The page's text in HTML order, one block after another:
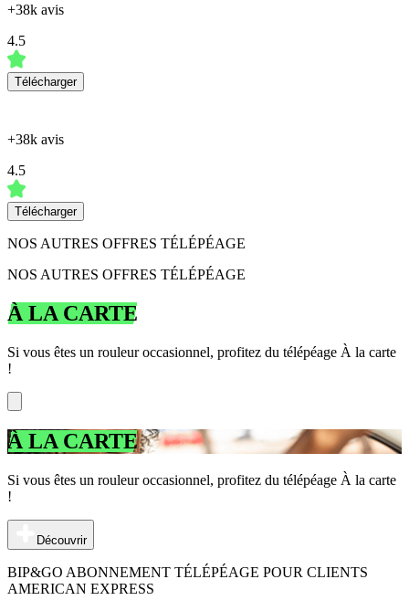
+38k avis
4.5
Télécharger
+38k avis
4.5
Télécharger
NOS AUTRES OFFRES TÉLÉPÉAGE
NOS AUTRES OFFRES TÉLÉPÉAGE
À LA CARTE
Si vous êtes un rouleur occasionnel, profitez du télépéage À la carte
!
À LA CARTE
Si vous êtes un rouleur occasionnel, profitez du télépéage À la carte
!
Découvrir
BIP&GO ABONNEMENT TÉLÉPÉAGE POUR CLIENTS
AMERICAN EXPRESS